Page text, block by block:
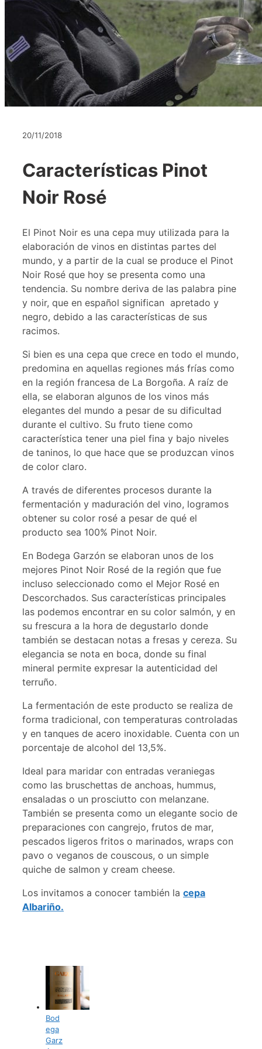
20/11/2018
Características Pinot
Noir Rosé
El Pinot Noir es una cepa muy utilizada para la
elaboración de vinos en distintas partes del
mundo, y a partir de la cual se produce el Pinot
Noir Rosé que hoy se presenta como una
tendencia. Su nombre deriva de las palabra pine
y noir, que en español significan apretado y
negro, debido a las características de sus
racimos.
Si bien es una cepa que crece en todo el mundo,
predomina en aquellas regiones más frías como
en la región francesa de La Borgoña. A raíz de
ella, se elaboran algunos de los vinos más
elegantes del mundo a pesar de su dificultad
durante el cultivo. Su fruto tiene como
característica tener una piel fina y bajo niveles
de taninos, lo que hace que se produzcan vinos
de color claro.
A través de diferentes procesos durante la
fermentación y maduración del vino, logramos
obtener su color rosé a pesar de qué el
producto sea 100% Pinot Noir.
En Bodega Garzón se elaboran unos de los
mejores Pinot Noir Rosé de la región que fue
incluso seleccionado como el Mejor Rosé en
Descorchados. Sus características principales
las podemos encontrar en su color salmón, y en
su frescura a la hora de degustarlo donde
también se destacan notas a fresas y cereza. Su
elegancia se nota en boca, donde su final
mineral permite expresar la autenticidad del
terruño.
La fermentación de este producto se realiza de
forma tradicional, con temperaturas controladas
y en tanques de acero inoxidable. Cuenta con un
porcentaje de alcohol del 13,5%.
Ideal para maridar con entradas veraniegas
como las bruschettas de anchoas, hummus,
ensaladas o un prosciutto con melanzane.
También se presenta como un elegante socio de
preparaciones con cangrejo, frutos de mar,
pescados ligeros fritos o marinados, wraps con
pavo o veganos de couscous, o un simple
quiche de salmon y cream cheese.
Los invitamos a conocer también la cepa
Albariño.
Bod
ega
Garz